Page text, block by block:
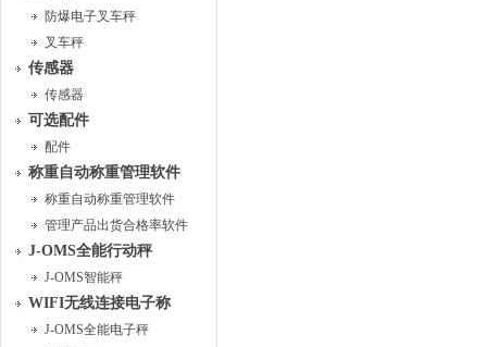
防爆电子叉车秤
叉车秤
传感器
传感器
可选配件
配件
称重自动称重管理软件
称重自动称重管理软件
管理产品出货合格率软件
J-OMS全能行动秤
J-OMS智能秤
WIFI无线连接电子称
J-OMS全能电子秤